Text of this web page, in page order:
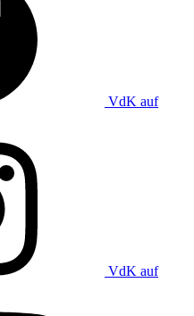
VdK auf
VdK auf